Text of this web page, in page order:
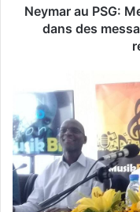
Neymar au PSG:
dans des